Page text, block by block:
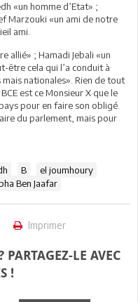
«un homme d’Etat» ;
Marzouki «un ami de notre
ami.
allié» ; Hamadi Jebali «un
être cela qui l’a conduit à
nationales». Rien de tout
est ce Monsieur X que le
pour en faire son obligé.
du parlement, mais pour
B
el joumhoury
Ben Jaafar
Imprimer
LE AVEC
!